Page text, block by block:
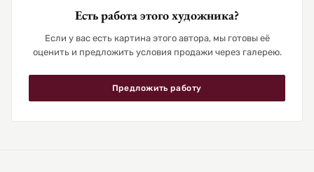
Есть работа этого художника?
Если у вас есть картина этого автора, мы готовы её
оценить и предложить условия продажи через галерею.
Предложить работу